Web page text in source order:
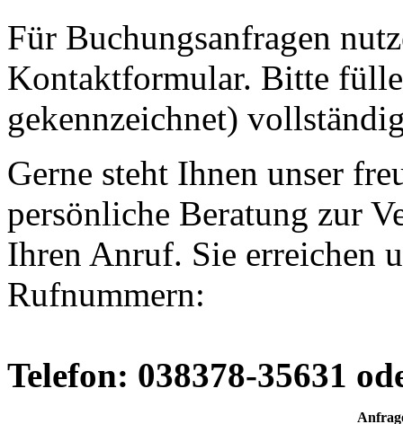
Für Buchungsanfragen
Kontaktformular. Bitte
gekennzeichnet)
Gerne steht Ihnen unser
persönliche Beratung zur
Ihren Anruf. Sie erreichen
Rufnummern:
Telefon: 038378-35631